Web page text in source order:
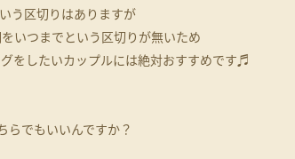
う区切りはありますが
いつまでという区切りが無いため
をしたいカップルには絶対おすすめです♬
らでもいいんですか？